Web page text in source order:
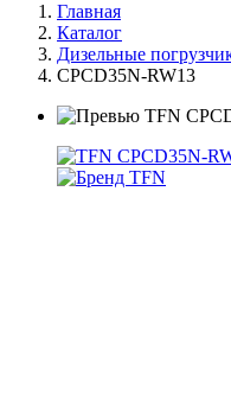
Главная
Каталог
Дизельные
CPCD35N-RW13